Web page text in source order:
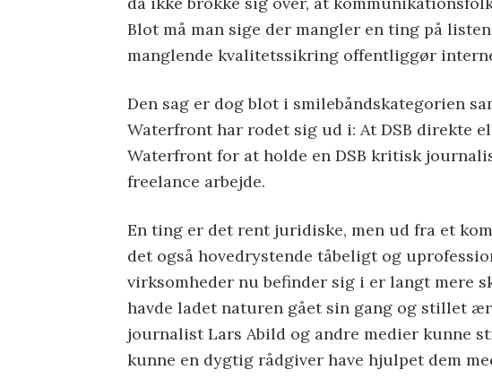
Blot må man sige der mangler en ting på
manglende kvalitetssikring offentliggør
Den sag er dog blot i smilebåndskategorien
Waterfront har rodet sig ud i: At DSB direkte
Waterfront for at holde en DSB kritisk
freelance arbejde.
En ting er det rent juridiske, men ud fra et
det også hovedrystende tåbeligt og
virksomheder nu befinder sig i er langt mere
havde ladet naturen gået sin gang og stillet
journalist Lars Abild og andre medier kunne
kunne en dygtig rådgiver have hjulpet dem